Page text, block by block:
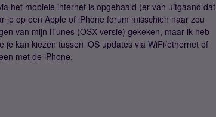
het mobiele internet is opgehaald (er van uitgaand dat
je op een Apple of iPhone forum misschien naar zou
van mijn iTunes (OSX versie) gekeken, maar ik heb
je kan kiezen tussen iOS updates via WiFi/ethernet of
met de iPhone.